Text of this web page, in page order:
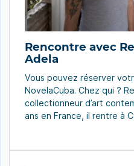
Rencontre avec
Adela
Vous pouvez réserver
NovelaCuba. Chez qui ?
collectionneur d’art
ans en France, il rentre à
maternelle, Adela. […]